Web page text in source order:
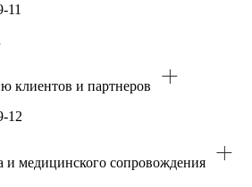
11
клиентов и партнеров
12
и медицинского сопровождения